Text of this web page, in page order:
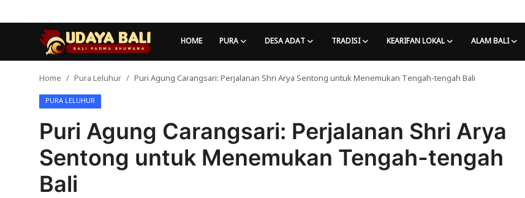
HOME PURA DESA ADAT TRADISI KEARIFAN LOKAL ALAM BALI
Desa Adat
Kearifan lokal
Home Pura Leluhur Puri Agung Carangsari: Perjalanan Shri Arya Sentong untuk Menemukan Tengah-tengah Bali
PURA LELUHUR
Puri Agung Carangsari: Perjalanan Shri Arya
Sentong untuk Menemukan Tengah-tengah
Bali